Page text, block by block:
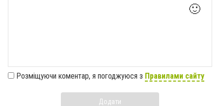
🙂
Розміщуючи коментар, я погоджуюся з Правилами сайту
Додати